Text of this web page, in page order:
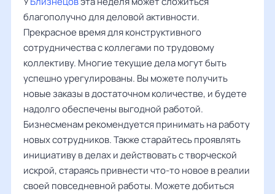
благополучно для деловой активности.
Прекрасное время для конструктивного
сотрудничества с коллегами по трудовому
коллективу. Многие текущие дела могут быть
успешно урегулированы. Вы можете получить
новые заказы в достаточном количестве, и будете
надолго обеспечены выгодной работой.
Бизнесменам рекомендуется принимать на работу
новых сотрудников. Также старайтесь проявлять
инициативу в делах и действовать с творческой
искрой, стараясь привнести что-то новое в реалии
своей повседневной работы. Можете добиться